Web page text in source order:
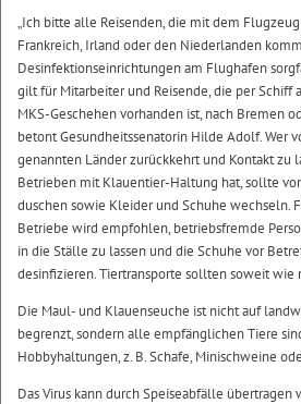
„Ich bitte alle Reisenden, die mit dem
Frankreich, Irland oder den Niederlanden
Desinfektionseinrichtungen am Flughafen
gilt für Mitarbeiter und Reisende, die per Schiff
MKS-Geschehen vorhanden ist, nach Bremen
betont Gesundheitssenatorin Hilde Adolf. Wer
genannten Länder zurückkehrt und Kontakt zu
Betrieben mit Klauentier-Haltung hat, sollte
duschen sowie Kleider und Schuhe wechseln.
Betriebe wird empfohlen, betriebsfremde
in die Ställe zu lassen und die Schuhe vor
desinfizieren. Tiertransporte sollten soweit
Die Maul- und Klauenseuche ist nicht auf
begrenzt, sondern alle empfänglichen Tiere
Hobbyhaltungen, z. B. Schafe, Minischweine
Das Virus kann durch Speiseabfälle übertragen